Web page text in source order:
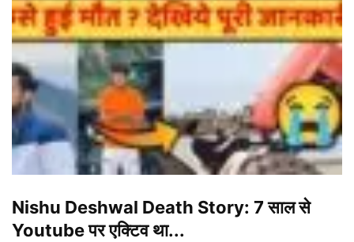
Nishu Deshwal Death Story: 7 साल से
Youtube पर एक्टिव था...